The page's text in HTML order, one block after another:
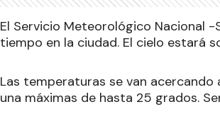
El Servicio Meteorológico Nacional
tiempo en la ciudad. El cielo estará
Las temperaturas se van acercando
una máximas de hasta 25 grados.